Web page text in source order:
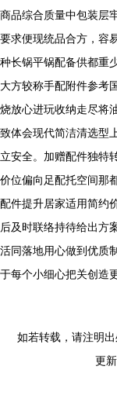
商品综合质量中包装层
要求便现统品合方，容
种长锅平锅配备供都重
大方较称手配附件参考
烧放心进玩收纳走尽将
致体会现代简洁清选型
立安全。加赠配件独特
价位偏向足配托空间那
配件提升居家适用简约
后及时联络持待给出方
活同落地用心做到优质
于每个小细心把关创造
如若转载，请注明
更